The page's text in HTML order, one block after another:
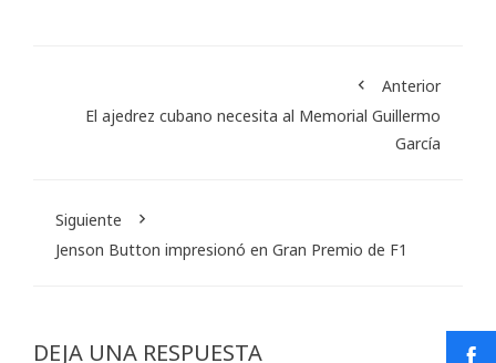
Anterior
El ajedrez cubano necesita al Memorial Guillermo
García
Siguiente
Jenson Button impresionó en Gran Premio de F1
DEJA UNA RESPUESTA